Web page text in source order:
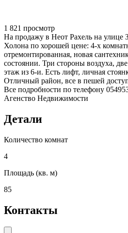
1 821 просмотр
На продажу в Неот Рахель на улице
Холона по хорошей цене: 4-х
отремонтированная, новая
состоянии. Три стороны воздуха,
этаж из 6-и. Есть лифт, личная
Отличный район, все в пешей
Все подробности по телефону
Агенство Недвижимости
Детали
Количество комнат
4
Площадь (кв. м)
85
Контакты